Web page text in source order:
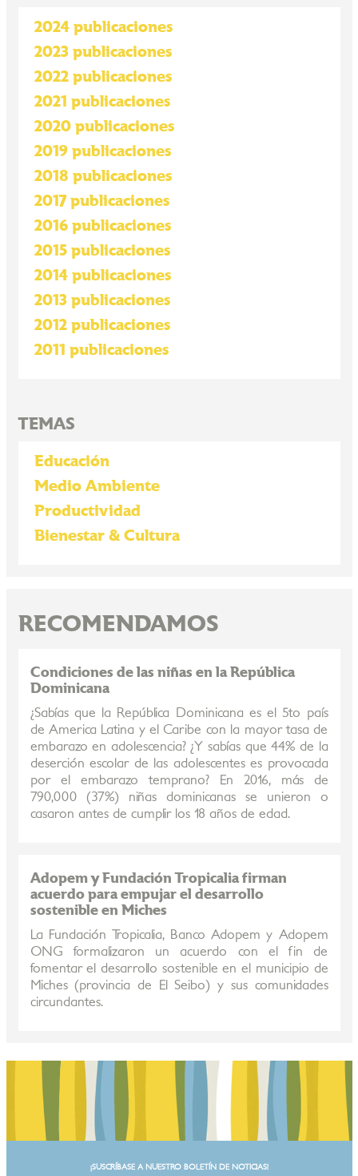
2024 publicaciones
2023 publicaciones
2022 publicaciones
2021 publicaciones
2020 publicaciones
2019 publicaciones
2018 publicaciones
2017 publicaciones
2016 publicaciones
2015 publicaciones
2014 publicaciones
2013 publicaciones
2012 publicaciones
2011 publicaciones
TEMAS
Educación
Medio Ambiente
Productividad
Bienestar & Cultura
RECOMENDAMOS
Condiciones de las niñas en la República
Dominicana
¿Sabías que la República Dominicana es el 5to país
de America Latina y el Caribe con la mayor tasa de
embarazo en adolescencia? ¿Y sabías que 44% de la
deserción escolar de las adolescentes es provocada
por el embarazo temprano? En 2016, más de
790,000 (37%) niñas dominicanas se unieron o
casaron antes de cumplir los 18 años de edad.
Adopem y Fundación Tropicalia firman
acuerdo para empujar el desarrollo
sostenible en Miches
La Fundación Tropicalia, Banco Adopem y Adopem
ONG formalizaron un acuerdo con el fin de
fomentar el desarrollo sostenible en el municipio de
Miches (provincia de El Seibo) y sus comunidades
circundantes.
¡SUSCRÍBASE A NUESTRO BOLETÍN DE NOTICIAS!